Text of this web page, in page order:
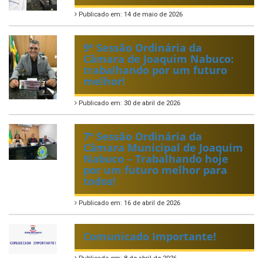
Publicado em: 14 de maio de 2026
9ª Sessão Ordinária da
Câmara de Joaquim Nabuco:
trabalhando por um futuro
melhor!
Publicado em: 30 de abril de 2026
7ª Sessão Ordinária da
Câmara Municipal de Joaquim
Nabuco – Trabalhando hoje
por um futuro melhor para
todos!
Publicado em: 16 de abril de 2026
Comunicado Importante!